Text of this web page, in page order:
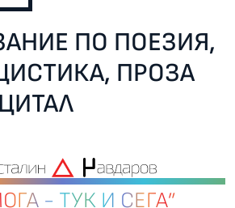
ПО ПОЕЗИЯ,
ПРОЗА
- ТУК И СЕГА”